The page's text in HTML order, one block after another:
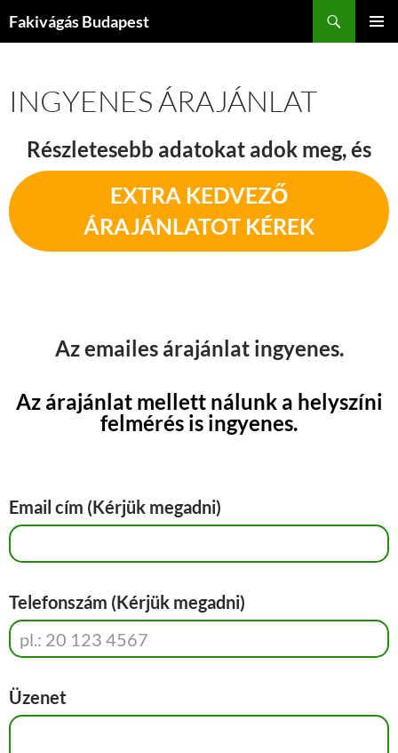
Fakivágás Budapest
INGYENES ÁRAJÁNLAT
Részletesebb adatokat adok meg, és
EXTRA KEDVEZŐ
ÁRAJÁNLATOT KÉREK
Az emailes árajánlat ingyenes.
Az árajánlat mellett nálunk a helyszíni
felmérés is ingyenes.
Email cím (Kérjük megadni)
Telefonszám (Kérjük megadni)
Üzenet